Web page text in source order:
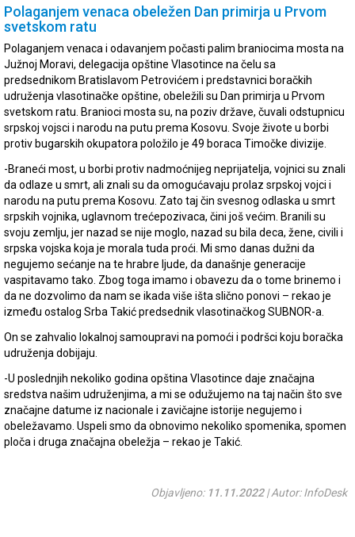
Polaganjem venaca obeležen Dan primirja u Prvom
svetskom ratu
Polaganjem venaca i odavanjem počasti palim braniocima mosta na
Južnoj Moravi, delegacija opštine Vlasotince na čelu sa
predsednikom Bratislavom Petrovićem i predstavnici boračkih
udruženja vlasotinačke opštine, obeležili su Dan primirja u Prvom
svetskom ratu. Branioci mosta su, na poziv države, čuvali odstupnicu
srpskoj vojsci i narodu na putu prema Kosovu. Svoje živote u borbi
protiv bugarskih okupatora položilo je 49 boraca Timočke divizije.
-Braneći most, u borbi protiv nadmoćnijeg neprijatelja, vojnici su znali
da odlaze u smrt, ali znali su da omogućavaju prolaz srpskoj vojci i
narodu na putu prema Kosovu. Zato taj čin svesnog odlaska u smrt
srpskih vojnika, uglavnom trećepozivaca, čini još većim. Branili su
svoju zemlju, jer nazad se nije moglo, nazad su bila deca, žene, civili i
srpska vojska koja je morala tuda proći. Mi smo danas dužni da
negujemo sećanje na te hrabre ljude, da današnje generacije
vaspitavamo tako. Zbog toga imamo i obavezu da o tome brinemo i
da ne dozvolimo da nam se ikada više išta slično ponovi – rekao je
između ostalog Srba Takić predsednik vlasotinačkog SUBNOR-a.
On se zahvalio lokalnoj samoupravi na pomoći i podršci koju boračka
udruženja dobijaju.
-U poslednjih nekoliko godina opština Vlasotince daje značajna
sredstva našim udruženjima, a mi se odužujemo na taj način što sve
značajne datume iz nacionale i zavičajne istorije negujemo i
obeležavamo. Uspeli smo da obnovimo nekoliko spomenika, spomen
ploča i druga značajna obeležja – rekao je Takić.
Objavljeno: 11.11.2022| Autor: InfoDesk